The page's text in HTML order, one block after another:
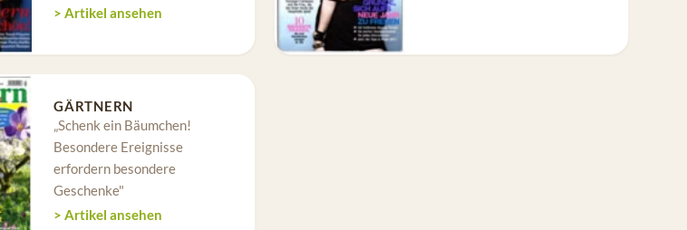
> Artikel ansehen
GÄRTNERN
„Schenk ein Bäumchen!
Besondere Ereignisse
erfordern besondere
Geschenke"
> Artikel ansehen